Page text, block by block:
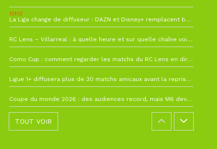
10h12
La Liga change de diffuseur : DAZN et Disney+ remplacent beIN Sports !
RC Lens – Villarreal : à quelle heure et sur quelle chaîne voir la finale de la Como Cup ?
Como Cup : comment regarder les matchs du RC Lens en direct ?
Ligue 1+ diffusera plus de 30 matchs amicaux avant la reprise de la Ligue 1
Coupe du monde 2026 : des audiences record, mais M6 devrait perdre très gros !
TOUT VOIR